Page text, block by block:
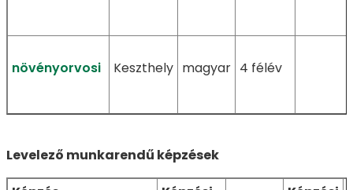
növényorvosi Keszthely magyar 4 félév
Levelező munkarendű képzések